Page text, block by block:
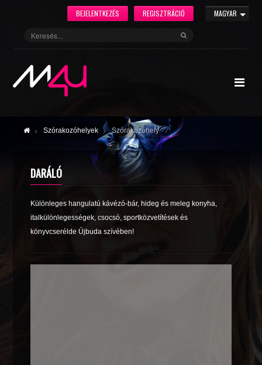
MAGYAR
REGISZTRÁCIÓ
BEJELENTKEZÉS
Szórakozóhelyek Szórakozóhely
DARÁLÓ
Különleges hangulatú kávézó-bár, hideg és meleg konyha,
italkülönlegességek, csocsó, sportközvetítések és
könyvcserélde Újbuda szívében!